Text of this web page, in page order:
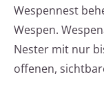
Wespennest
Wespen.
Nester mit nur
offenen,